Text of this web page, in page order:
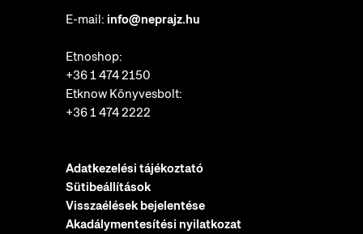
E-mail: info@neprajz.hu
Etnoshop:
+36 1 474 2150
Etknow Könyvesbolt:
+36 1 474 2222
Adatkezelési tájékoztató
Sütibeállítások
Visszaélések bejelentése
Akadálymentesítési nyilatkozat